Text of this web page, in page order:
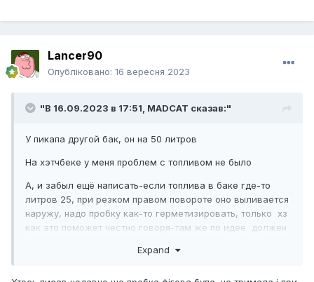
Lancer90
Опубліковано: 16 вересня 2023
"В 16.09.2023 в 17:51, MADCAT сказав:"
У пикапа другой бак, он на 50 литров
На хэтчбеке у меня проблем с топливом не было
А, и забыл ещё написать-если топлива в баке где-то
литров 25, при резком правом повороте оно выливается
наружу, надо пробку как-то герметизировать, только хз
как это поможет честно говоря-там же по идее должен
Expand